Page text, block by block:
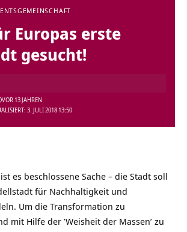
GEMEINSCHAFT
Europas erste
gesucht!
3. JULI 2018 13:50
VOR 13 JAHREN
es beschlossene Sache – die Stadt soll
für Nachhaltigkeit und
Um die Transformation zu
mit Hilfe der ’Weisheit der Massen’ zu